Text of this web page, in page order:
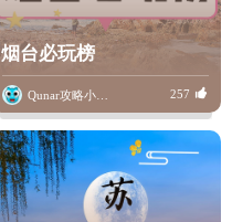
烟台必玩榜
257